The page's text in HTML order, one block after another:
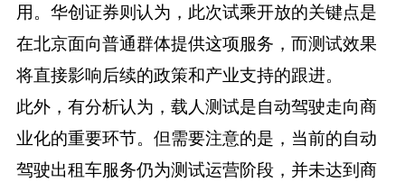
用。华创证券则认为，此次试乘开放的关键点是
在北京面向普通群体提供这项服务，而测试效果
将直接影响后续的政策和产业支持的跟进。
此外，有分析认为，载人测试是自动驾驶走向商
业化的重要环节。但需要注意的是，当前的自动
驾驶出租车服务仍为测试运营阶段，并未达到商